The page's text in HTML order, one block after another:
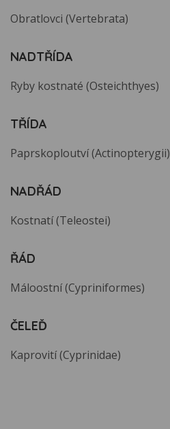
Obratlovci (Vertebrata)
NADTŘÍDA
Ryby kostnaté (Osteichthyes)
TŘÍDA
Paprskoploutví (Actinopterygii)
NADŘÁD
Kostnatí (Teleostei)
ŘÁD
Máloostní (Cypriniformes)
ČELEĎ
Kaprovití (Cyprinidae)